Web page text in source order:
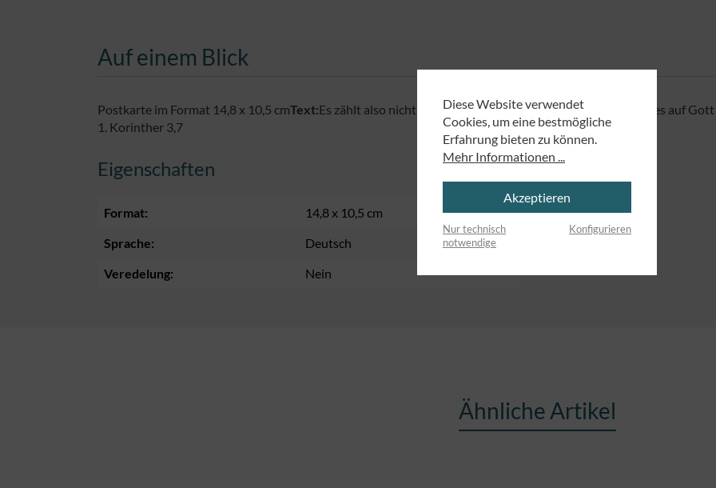
Auf einem Blick
Postkarte im Format 14,8 x 10,5 cmText:Es zählt also nicht, wer pflanzt oder wer begießt. Es kommt alles auf Gott
1. Korinther 3,7
Eigenschaften
Format:
14,8 x 10,5 cm
Sprache:
Deutsch
Veredelung:
Nein
Ähnliche Artikel
Diese Website verwendet
Cookies, um eine bestmögliche
Erfahrung bieten zu können.
Mehr Informationen ...
Akzeptieren
Nur technisch
notwendige
Konfigurieren